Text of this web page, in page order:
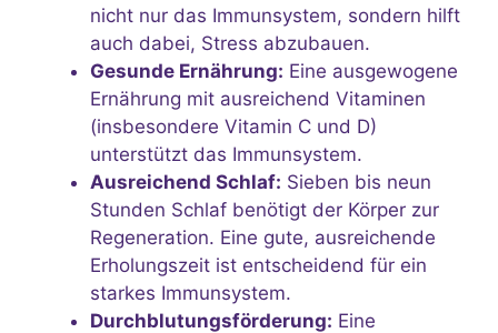
nicht nur das Immunsystem, sondern hilft
auch dabei, Stress abzubauen.
Gesunde Ernährung: Eine ausgewogene
Ernährung mit ausreichend Vitaminen
(insbesondere Vitamin C und D)
unterstützt das Immunsystem.
Ausreichend Schlaf: Sieben bis neun
Stunden Schlaf benötigt der Körper zur
Regeneration. Eine gute, ausreichende
Erholungszeit ist entscheidend für ein
starkes Immunsystem.
Durchblutungsförderung: Eine